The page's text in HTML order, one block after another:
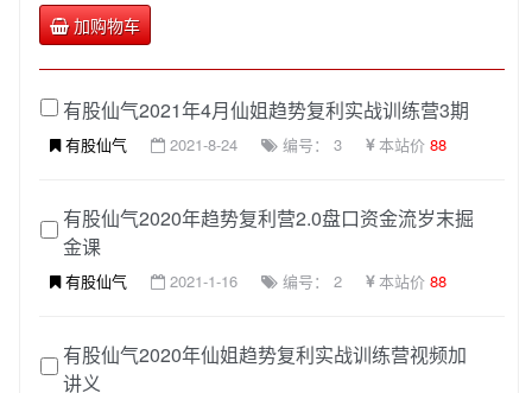
加购物车
有股仙气2021年4月仙姐趋势复利实战训练营3期
有股仙气 2021-8-24 编号： 3 本站价 88
有股仙气2020年趋势复利营2.0盘口资金流岁末掘
金课
有股仙气 2021-1-16 编号： 2 本站价 88
有股仙气2020年仙姐趋势复利实战训练营视频加
讲义